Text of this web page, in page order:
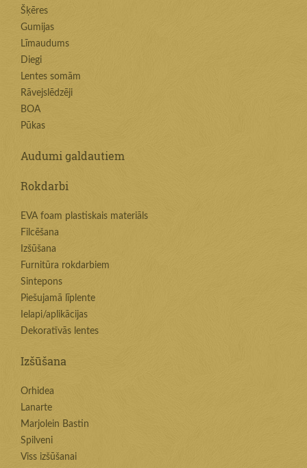
Šķēres
Gumijas
Līmaudums
Diegi
Lentes somām
Rāvejslēdzēji
BOA
Pūkas
Audumi galdautiem
Rokdarbi
EVA foam plastiskais materiāls
Filcēšana
Izšūšana
Furnitūra rokdarbiem
Sintepons
Piešujamā līplente
Ielapi/aplikācijas
Dekoratīvās lentes
Izšūšana
Orhidea
Lanarte
Marjolein Bastin
Spilveni
Viss izšūšanai